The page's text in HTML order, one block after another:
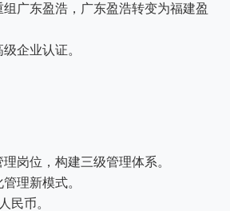
广东盈浩，广东盈浩转变为福建盈
企业认证。
岗位，构建三级管理体系。
理新模式。
民币。